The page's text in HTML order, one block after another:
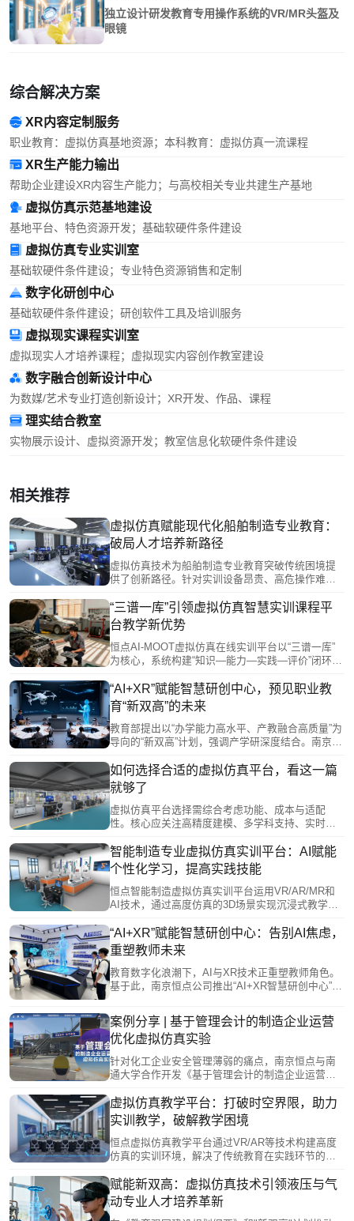
独立设计研发教育专用操作系统的VR/MR头盔及
眼镜
综合解决方案
XR内容定制服务
职业教育：虚拟仿真基地资源；本科教育：虚拟仿真一流课程
XR生产能力输出
帮助企业建设XR内容生产能力；与高校相关专业共建生产基地
虚拟仿真示范基地建设
基地平台、特色资源开发；基础软硬件条件建设
虚拟仿真专业实训室
基础软硬件条件建设；专业特色资源销售和定制
数字化研创中心
基础软硬件条件建设；研创软件工具及培训服务
虚拟现实课程实训室
虚拟现实人才培养课程；虚拟现实内容创作教室建设
数字融合创新设计中心
为数媒/艺术专业打造创新设计；XR开发、作品、课程
理实结合教室
实物展示设计、虚拟资源开发；教室信息化软硬件条件建设
相关推荐
虚拟仿真赋能现代化船舶制造专业教育：
破局人才培养新路径
虚拟仿真技术为船舶制造专业教育突破传统困境提
供了创新路径。针对实训设备昂贵、高危操作难开
的船舶作业环境，使学生能在安全条件下反复练习
各类操作，低成本“虚拟拥有”大型设备，实现从驾
驶、轮机管理到装卸等全流程沉浸式实训。该技术
推动了教学内容与产业需求深度融合，助力培养符
合船舶智能化、绿色化发展的高素质技能人才。
“三谱一库”引领虚拟仿真智慧实训课程平
台教学新优势
恒点AI-MOOT虚拟仿真在线实训平台以“三谱一库”
为核心，系统构建“知识—能力—实践—评价”闭环，
字孪生、VR/MR等技术，实现多终端接入与协同实
训，支持个性化学习路径规划与虚实结合实操训
练，显著提升教学精准度和资源利用率。通过数据
驱动教学管理、深化产教融合，该平台推动职业教
育向高效、精准、开放方向转型，为培养新时代技
“AI+XR”赋能智慧研创中心，预见职业教
育“新双高”的未来
教育部提出以“办学能力高水平、产教融合高质量”为
导向的“新双高”计划，强调产学研深度结合。南京恒
端”协同架构，构建集虚拟仿真、AI实训、资源管理
于一体的综合平台，助力职教数字化转型。该方案
注重实用性与普及性，旨在实现教师易用、学生易
学的智能化教学环境，推动“金基地”建设与产教融合
高质量发展。
如何选择合适的虚拟仿真平台，看这一篇
就够了
虚拟仿真平台选择需综合考虑功能、成本与适配
性。核心应关注高精度建模、多学科支持、实时交
等特点。教育领域需强化交互性与数据分析，职业
培训要注重安全场景模拟。长期来看，平台应减少
物理损耗并支持技术更新。恒点虚拟仿真平台表
明，结合学科需求和虚实融合技术，选择最适配而
非最优的方案，才能有效推动数字化转型。
智能制造专业虚拟仿真实训平台：AI赋能
个性化学习，提高实践技能
恒点智能制造虚拟仿真实训平台运用VR/AR/MR和
AI技术，通过高度仿真的3D场景实现沉浸式教学。
本等痛点，支持多终端协同操作和个性化智能评
估。AI系统能动态调整实训难度，模拟各类故障场
景，并实时反馈操作错误，构建"虚实融合"的智能制
造人才培养体系，推动职业教育数字化转型。
“AI+XR”赋能智慧研创中心：告别AI焦虑，
重塑教师未来
教育数字化浪潮下，AI与XR技术正重塑教师角色。
基于此，南京恒点公司推出“AI+XR智慧研创中心”构
源开发系统等六大模块，支持教师从知识传授者转
型为教学设计者和创新引导者。该平台通过校企合
作机制，帮助教师掌握智能备课、个性化辅导等技
能力，实现“技术赋能教师、教师赋能学生”的教育闭
环。
案例分享 | 基于管理会计的制造企业运营
优化虚拟仿真实验
针对化工企业安全管理薄弱的痛点，南京恒点与南
通大学合作开发《基于管理会计的制造企业运营优
拟化工企业运营场景，让学生以角色扮演形式进行
管理决策实践。实验突破传统教学的局限，采用开
放式的动态评估体系，以运营优化效果而非操作步
骤正确性作为评分标准，着重培养学生平衡风险管
控与成本控制的能力，填补了传统会计教学中实践
虚拟仿真教学平台：打破时空界限，助力
实训教学，破解教学困境
恒点虚拟仿真教学平台通过VR/AR等技术构建高度
仿真的实训环境，解决了传统教育在实践环节的困
和多用户协作，并借助5G、AI等新技术实现教育资
源共享和精准教学评估。相比传统模式，虚拟仿真
教学突破了空间、成本和安全的限制，使学习者能
赋能新双高：虚拟仿真技术引领液压与气
动专业人才培养革新